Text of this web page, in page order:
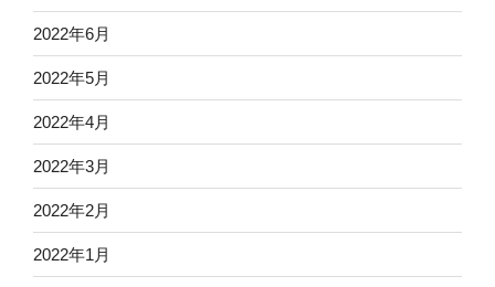
2022年6月
2022年5月
2022年4月
2022年3月
2022年2月
2022年1月